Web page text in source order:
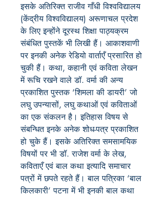
इसके अतिरिक्त राजीव गाँधी विश्वविद्यालय
(केंद्रीय विश्वविद्यालय) अरूणाचल प्रदेश
के लिए इन्होंने दूरस्थ शिक्षा पाठ्यक्रम
संबंधित पुस्तकें भी लिखी हैं। आकाशवाणी
पर इनकी अनेक रेडियो वार्ताएँ प्रसारित हो
चुकी हैं। कथा, कहानी एवं कविता लेखन
में रूचि रखने वाले डॉ. वर्मा की अन्य
प्रकाशित पुस्तक ‘शिमला की डायरी’ जो
लघु उपन्यासों, लघु कथाओं एवं कविताओं
का एक संकलन है। इतिहास विषय से
संबन्धित इनके अनेक शोध-पत्र प्रकाशित
हो चुके हैं। इसके अतिरिक्त समसामयिक
विषयों पर भी डॉ. राजेश वर्मा के लेख,
कविताएँ एवं बाल कथा इत्यादि समाचार
पत्रों में छपते रहते हैं। बाल पत्रिका ‘बाल
किलकारी’ पटना में भी इनकी बाल कथा